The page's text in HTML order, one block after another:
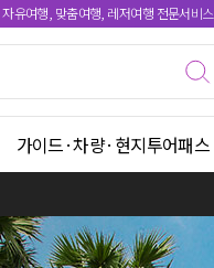
유여행, 맞춤여행, 레저여행 전문서비스
가이드·차량·현지투어패스